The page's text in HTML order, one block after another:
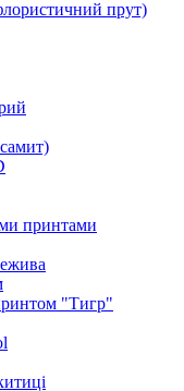
прут)
принтами
"Тигр"